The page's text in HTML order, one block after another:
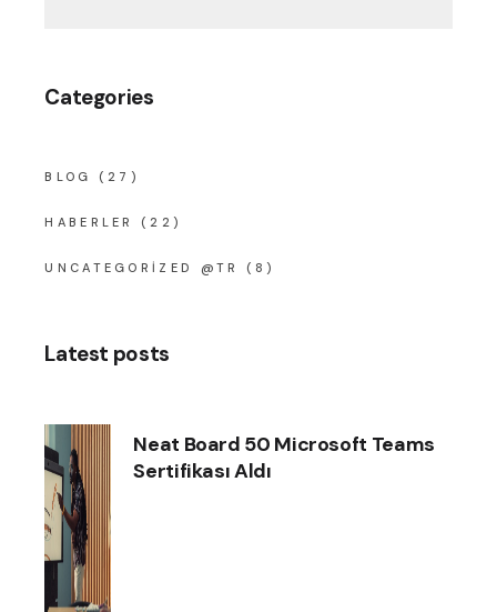
Categories
BLOG (27)
HABERLER (22)
UNCATEGORIZED @TR (8)
Latest posts
Neat Board 50 Microsoft Teams
Sertifikası Aldı